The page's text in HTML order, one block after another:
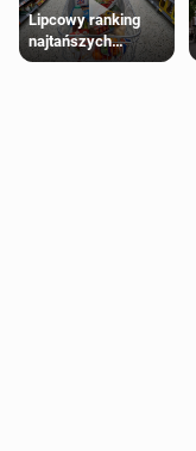
Lipcowy ranking
najtańszych
supermarketów